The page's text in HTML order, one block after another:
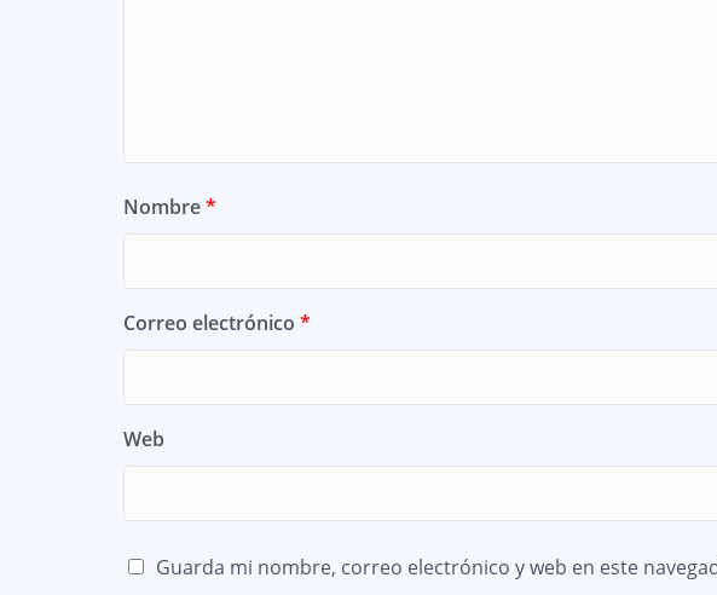
Nombre*
Correo electrónico *
Web
Guarda mi nombre, correo electrónico y web en este